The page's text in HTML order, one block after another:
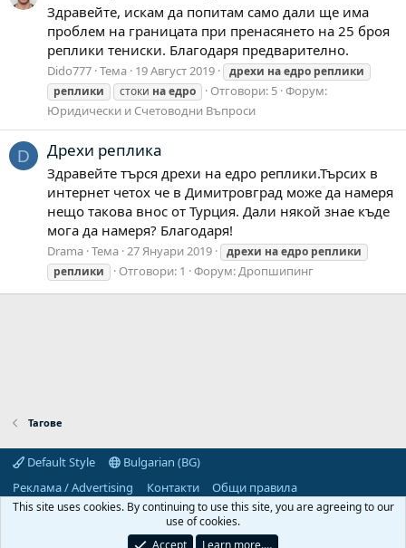
Здравейте, искам да попитам само дали ще има
проблем на границата при пренасянето на 25 броя
реплики тениски. Благодаря предварително.
Dido777 Тема 19 Август 2019 дрехи наедро реплики
реплики
стоки наедро Отговори: 5 Форум:
Юридически и Счетоводни Въпроси
D Дрехи реплика
Здравейте търся дрехи на едро реплики.Търсих в
интернет четох че в Димитровград може да намеря
нещо такова внос от Турция. Дали някой знае къде
мога да намеря? Благодаря!
Drama Тема 27 Януари 2019 дрехи наедро реплики
реплики
Отговори: 1 Форум:Дропшипинг
Тагове
Default Style
Bulgarian (BG)
Реклама / Advertising
Контакти
Общи правила
Декларация за поверителност
Помощ Начало
R
S
Predpriemach.com © 2006-2026. Hosting by:
This site uses cookies. By continuing to use this site, you are agreeing to our
use of cookies.
Accept
Learn more.…